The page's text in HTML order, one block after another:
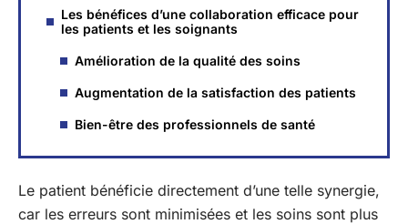
Les bénéfices d’une collaboration efficace pour
les patients et les soignants
Amélioration de la qualité des soins
Augmentation de la satisfaction des patients
Bien-être des professionnels de santé
Le patient bénéficie directement d’une telle synergie,
car les erreurs sont minimisées et les soins sont plus